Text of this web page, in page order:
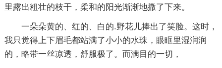
里露出粗壮的枝干，柔和的阳光渐渐地撒了下来。
一朵朵黄的、红的、白的.野花儿捧出了笑脸。这时，
我只觉得上下眉毛都站满了小小的水珠，眼眶里湿润润
的，略带一丝凉透，舒服极了。而满目的一切，